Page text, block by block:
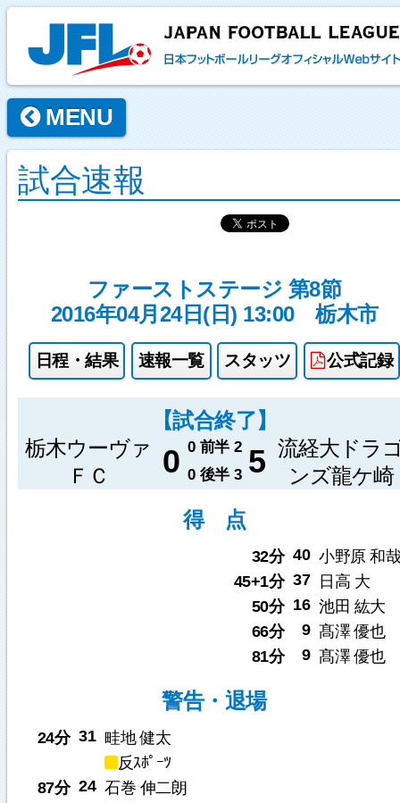
MENU
試合速報
ファーストステージ 第8節
2016年04月24日(日) 13:00
栃木市
日程・結果 速報一覧 スタッツ 公式記録
【試合終了】
栃木ウーヴァ
ＦＣ
0 0 前半 2 5 流経大ドラ
ンズ龍ケ崎
0 後半 3
得 点
32分 40 小野原 和哉
45+1分 37
日高 大
50分 16 池田 紘大
66分
9 髙澤 優也
81分
9 髙澤 優也
警告・退場
24分 31 畦地 健太
反ｽﾎﾟｰﾂ
87分 24 石巻 伸二朗